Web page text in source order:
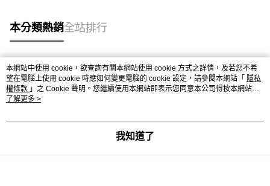
本分類熱銷全站排行
熱門標籤
本網站中使用 cookie，欲查詢有關本網站使用 cookie 方式之詳情，及若您不希
望在電腦上使用 cookie 時應如何變更電腦的 cookie 設定，請參閱本網站「 隱私
權條款 」之 Cookie 聲明。您繼續使用本網站即表示您同意本公司得按本網站使
用條款之 Cookie 聲明使用 cookie。
了解更多 >
我知道了